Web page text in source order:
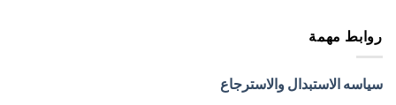
روابط مهمة
سياسه الاستبدال والاسترجاع